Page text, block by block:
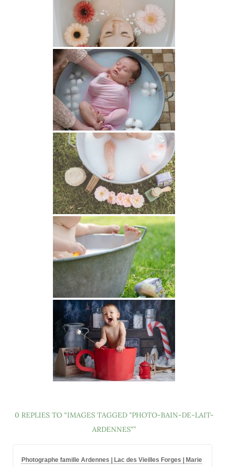
0 REPLIES TO “IMAGES TAGGED "PHOTO-BAIN-DE-LAIT-
ARDENNES"”
Photographe famille Ardennes | Lac des Vieilles Forges | Marie